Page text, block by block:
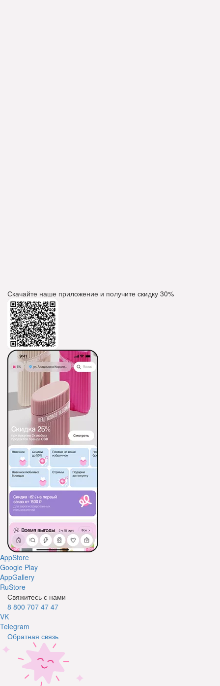
Скачайте наше приложение и получите скидку 30%
AppStore
Google Play
AppGallery
RuStore
Свяжитесь с нами
8 800 707 47 47
VK
Telegram
Обратная связь